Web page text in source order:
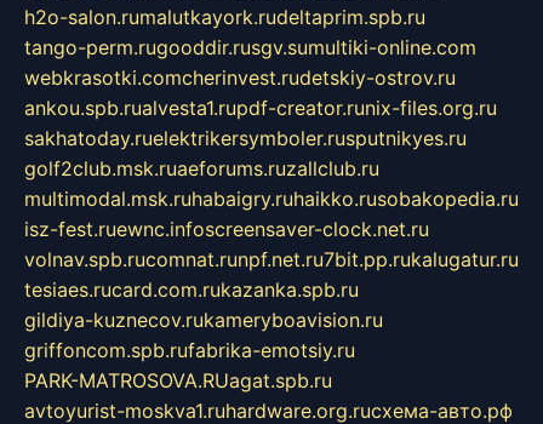
h2o-salon.rumalutkayork.rudeltaprim.spb.ru
tango-perm.rugooddir.rusgv.sumultiki-online.com
webkrasotki.comcherinvest.rudetskiy-ostrov.ru
ankou.spb.rualvesta1.rupdf-creator.runix-files.org.ru
sakhatoday.ruelektrikersymboler.rusputnikyes.ru
golf2club.msk.ruaeforums.ruzallclub.ru
multimodal.msk.ruhabaigry.ruhaikko.rusobakopedia.ru
isz-fest.ruewnc.infoscreensaver-clock.net.ru
volnav.spb.rucomnat.runpf.net.ru7bit.pp.rukalugatur.ru
tesiaes.rucard.com.rukazanka.spb.ru
gildiya-kuznecov.rukameryboavision.ru
griffoncom.spb.rufabrika-emotsiy.ru
PARK-MATROSOVA.RUagat.spb.ru
avtoyurist-moskva1.ruhardware.org.ruсхема-авто.рф